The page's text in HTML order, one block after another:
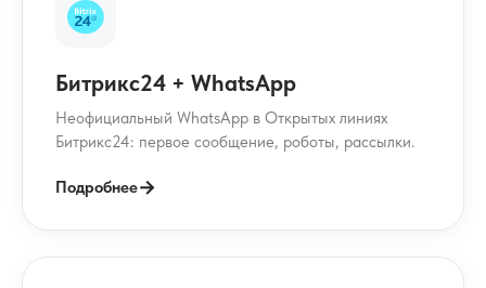
Битрикс24 + WhatsApp
Неофициальный WhatsApp в Открытых линиях
Битрикс24: первое сообщение, роботы, рассылки.
Подробнее→